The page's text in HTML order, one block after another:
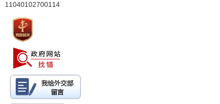
11040102700114